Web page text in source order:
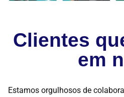
Clientes
em
Estamos orgulhosos de